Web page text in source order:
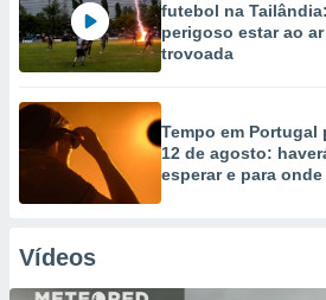
futebol na
perigoso estar ao
trovoada
Tempo em
12 de agosto:
esperar e para
Vídeos